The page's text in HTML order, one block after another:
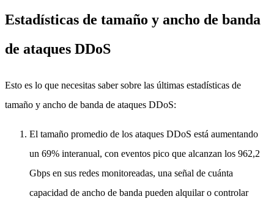
Estadísticas de tamaño y ancho de banda
de ataques DDoS
Esto es lo que necesitas saber sobre las últimas estadísticas de
tamaño y ancho de banda de ataques DDoS:
El tamaño promedio de los ataques DDoS está aumentando
un 69% interanual, con eventos pico que alcanzan los 962,2
Gbps en sus redes monitoreadas, una señal de cuánta
capacidad de ancho de banda pueden alquilar o controlar